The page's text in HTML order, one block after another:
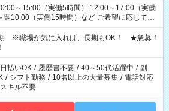
～15:00（実働5時間） 12:00～17:00（実働
（実働15時間）など ご希望に応じて、
きます！ お気軽に担当へ相談ください！
※職場が気に入れば、長期もOK！ ★急募！
日払いOK / 履歴書不要 / 40～50代活躍中 / 副
/ シフト勤務 / 10名以上の大量募集 / 電話対応
キル不要